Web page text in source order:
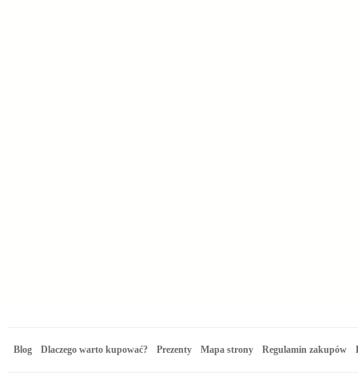
Blog Dlaczego warto kupować? Prezenty Mapa strony Regulamin zakupów